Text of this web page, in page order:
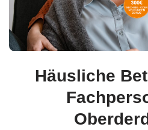
Häusliche